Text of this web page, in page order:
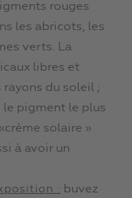
rouges
les abricots, les
verts. La
libres et
rayons du soleil ;
le pigment le plus
solaire »
à avoir un
: buvez